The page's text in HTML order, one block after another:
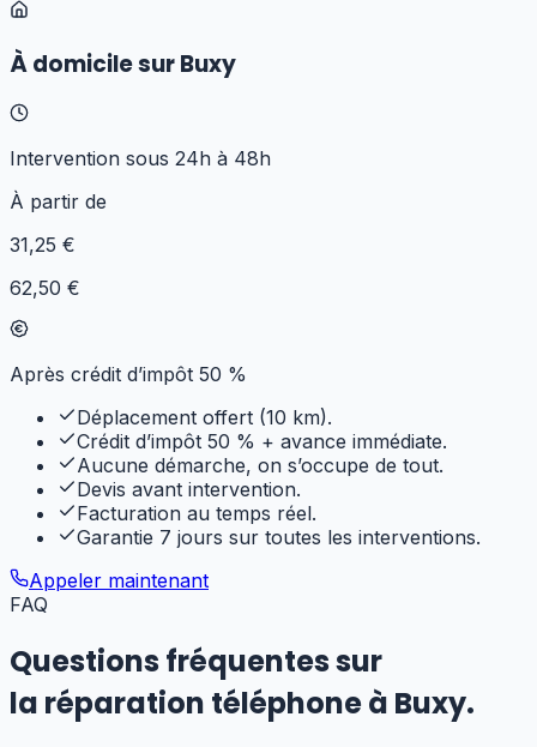
À domicile sur Buxy
Intervention sous 24h à 48h
À partir de
31,25 €
62,50 €
Après crédit d’impôt 50 %
Déplacement offert (10 km).
Crédit d’impôt 50 % + avance immédiate.
Aucune démarche, on s’occupe de tout.
Devis avant intervention.
Facturation au temps réel.
Garantie 7 jours sur toutes les interventions.
Appeler maintenant
FAQ
Questions fréquentes sur
la réparation téléphoneà Buxy.